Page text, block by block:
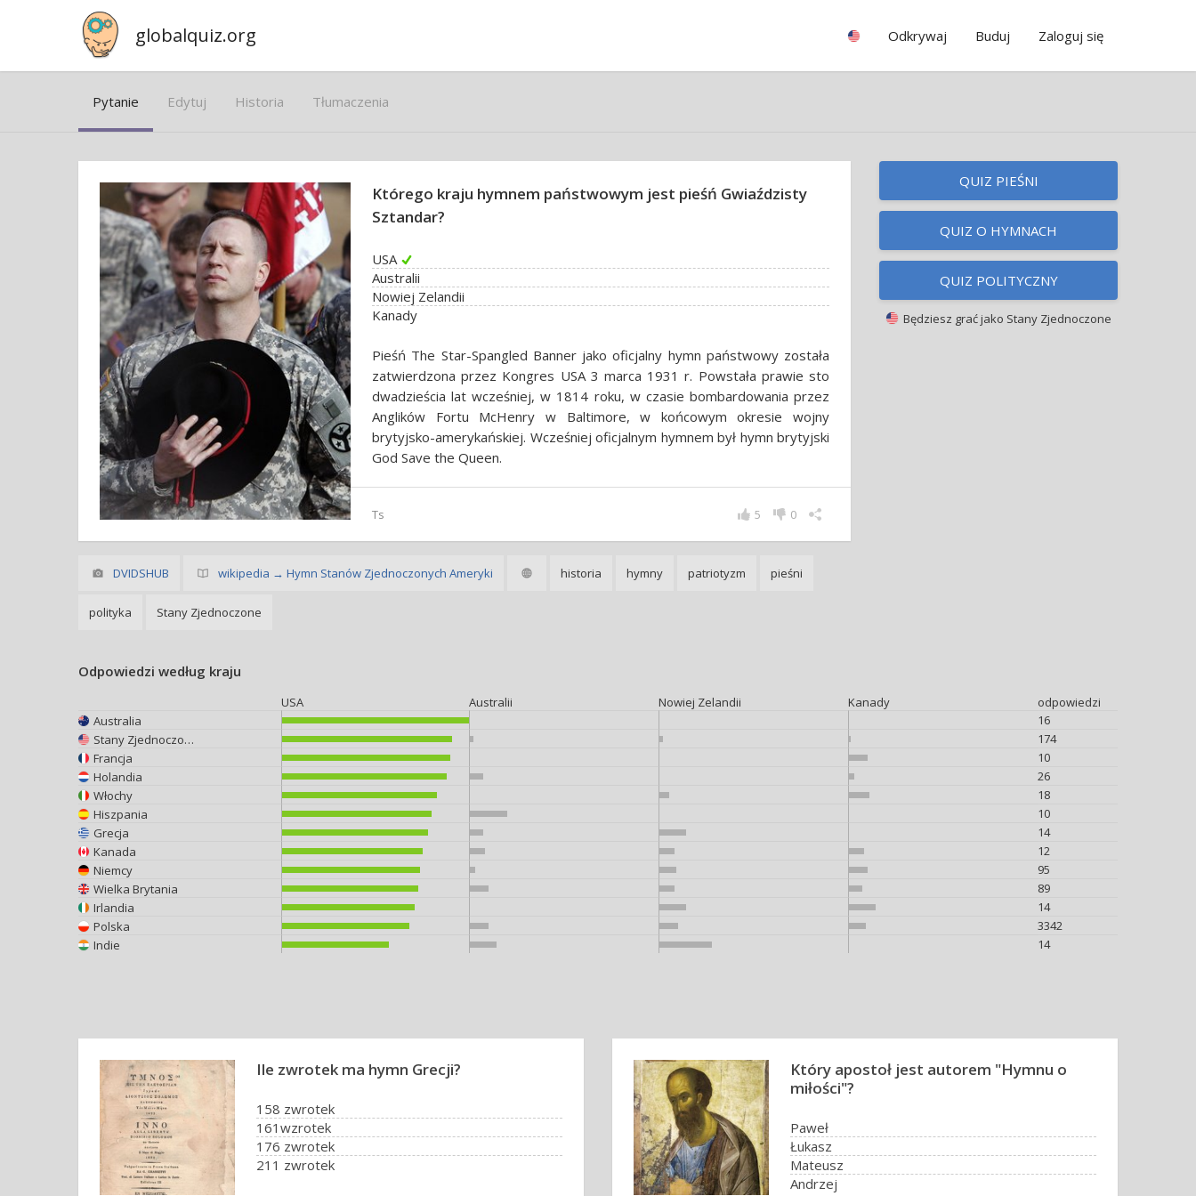
globalquiz.org Odkrywaj Buduj Zaloguj się
Pytanie Edytuj Historia Tłumaczenia
Którego kraju hymnem państwowym jest pieśń Gwiaździsty
Sztandar?
USA
Australii
Nowiej Zelandii
Kanady
Pieśń The Star-Spangled Banner jako oficjalny hymn państwowy została
zatwierdzona przez Kongres USA 3 marca 1931 r. Powstała prawie sto
dwadzieścia lat wcześniej, w 1814 roku, w czasie bombardowania przez
Anglików Fortu McHenry w Baltimore, w końcowym okresie wojny
brytyjsko-amerykańskiej. Wcześniej oficjalnym hymnem był hymn brytyjski
God Save the Queen.
Ts 0
5
DVIDSHUB wikipedia → Hymn Stanów Zjednoczonych Ameryki historia hymny patriotyzm pieśni
polityka Stany Zjednoczone
QUIZ PIEŚNI
QUIZ O HYMNACH
QUIZ POLITYCZNY
Będziesz grać jako Stany Zjednoczone
Odpowiedzi według kraju
USA Australii Nowiej Zelandii Kanady
odpowiedzi
Australia
16
Stany Zjednoczone
174
Francja
10
Holandia
26
Włochy
18
Hiszpania
10
Grecja
14
Kanada
12
Niemcy
95
Wielka Brytania
89
Irlandia
14
Polska
3342
Indie
14
Ile zwrotek ma hymn Grecji?
158 zwrotek
161wzrotek
176 zwrotek
211 zwrotek
Który apostoł jest autorem "Hymnu o
miłości"?
Paweł
Łukasz
Mateusz
Andrzej